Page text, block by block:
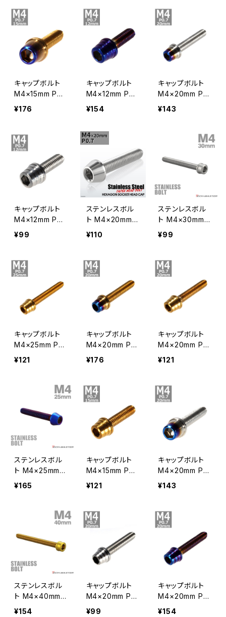
TB1006
ー TB1080
238
キャップボルト
M4×15mm P0.
7 テーパー ステ
ー 1個 TB0715
¥176
キャップボルト
M4×12mm P0.
7 テーパーシェ
個 TB0355
¥154
キャップボルト
M4×20mm P0.
7 テーパーシェ
タンカラー 1個
¥143
キャップボルト
M4×12mm P0.
7 テーパーシェ
237
¥99
ステンレスボル
ト M4×20mm P
0.7 テーパーヘ
ラー TB0003
¥110
ステンレスボル
ト M4×30mm P
0.7 スリムヘッド
TB1005
¥99
キャップボルト
M4×25mm P0.
7 テーパーシェ
¥121
キャップボルト
M4×20mm P0.
7 テーパーシェ
ンカラー 1個 TB
0898
¥176
キャップボルト
M4×20mm P0.
7 テーパーシェ
298
¥121
ステンレスボル
ト M4×25mm P
0.7 テーパーヘ
カラー TB0122
¥165
キャップボルト
M4×15mm P0.
7 テーパーシェ
297
¥121
キャップボルト
M4×20mm P0.
7 テーパー ステ
ー 1個 TB0593
¥143
ステンレスボル
ト M4×40mm
P0.7 スリムヘッ
¥154
キャップボルト
M4×20mm P0.
7 テーパーシェ
¥99
キャップボルト
M4×20mm P0.
7 テーパーシェ
¥154